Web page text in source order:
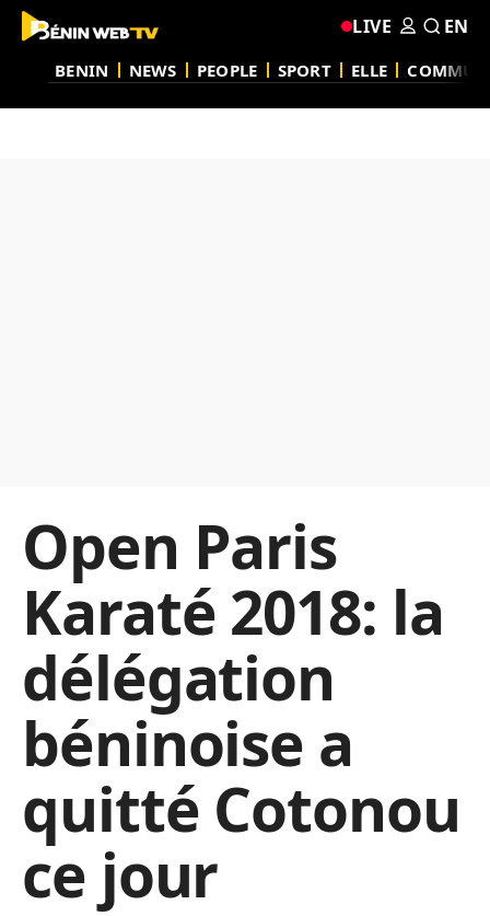
BENIN NEWS PEOPLE SPORT ELLE
LIVE EN
Open Paris
Karaté 2018: la
délégation
béninoise a
quitté Cotonou
ce jour